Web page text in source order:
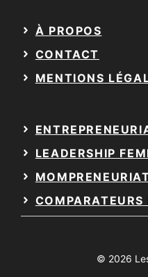
À PROPOS
CONTACT
MENTIONS
LEADERSHIP
MOMPRENEURIAT
COMPARATEURS
© 2026